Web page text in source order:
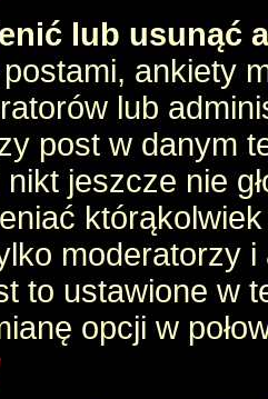
lub usunąć
ankiety
lub
post w danym
jeszcze nie
moderatorzy
to ustawione w
opcji w